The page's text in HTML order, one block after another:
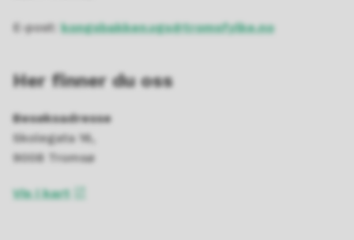
E-post:kongsbakken.vgs@tromsfylke.no
Her finner du oss
Besøksadresse
Skolegata 16,
9008 Tromsø
Vis i kart